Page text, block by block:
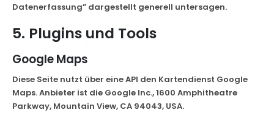
Datenerfassung” dargestellt generell untersagen.
5. Plugins und Tools
Google Maps
Diese Seite nutzt über eine API den Kartendienst Google
Maps. Anbieter ist die Google Inc., 1600 Amphitheatre
Parkway, Mountain View, CA 94043, USA.